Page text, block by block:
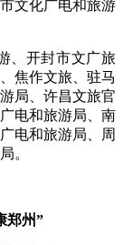
文化广电和旅游
开封市文广旅
焦作文旅、驻马
局、许昌文旅官
电和旅游局、南
电和旅游局、周
。
郑州”